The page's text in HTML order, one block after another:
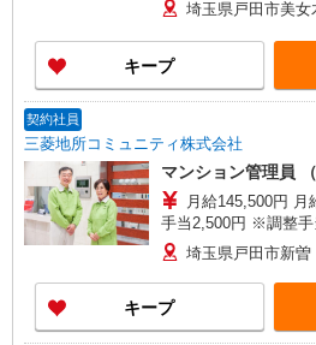
埼玉県戸田市美女
キープ
契約社員
三菱地所コミュニティ株式会社
マンション管理員
月給145,500円 月
手当2,500円 ※調整手当は基本給が増加した場
合、 総額が変わら
埼玉県戸田市新曽
キープ